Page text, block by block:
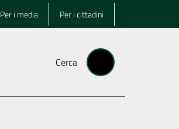
Per i media Per i cittadini
Cerca